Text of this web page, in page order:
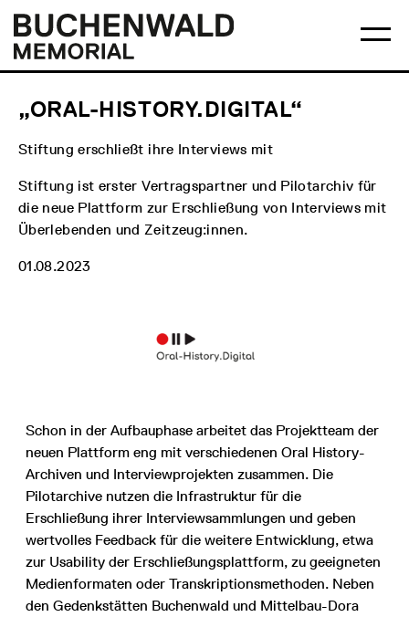
content
menu
Buchenwald
Memorial
„ORAL-HISTORY.DIGITAL“
Stiftung erschließt ihre Interviews mit
Stiftung ist erster Vertragspartner und Pilotarchiv für
die neue Plattform zur Erschließung von Interviews mit
Überlebenden und Zeitzeug:innen.
01.08.2023
Schon in der Aufbauphase arbeitet das Projektteam der
neuen Plattform eng mit verschiedenen Oral History-
Archiven und Interviewprojekten zusammen. Die
Pilotarchive nutzen die Infrastruktur für die
Erschließung ihrer Interviewsammlungen und geben
wertvolles Feedback für die weitere Entwicklung, etwa
zur Usability der Erschließungsplattform, zu geeigneten
Medienformaten oder Transkriptionsmethoden. Neben
den Gedenkstätten Buchenwald und Mittelbau-Dora